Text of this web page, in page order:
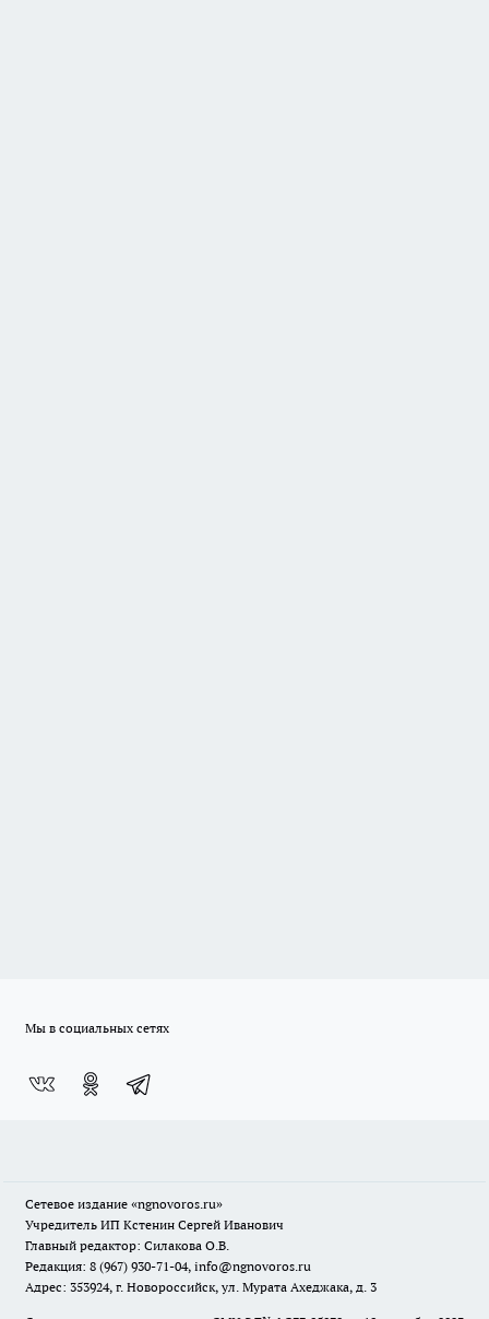
Мы в социальных сетях
Сетевое издание «ngnovoros.ru»
Учредитель ИП Кстенин Сергей Иванович
Главный редактор: Силакова О.В.
Редакция: 8 (967) 930-71-04, info@ngnovoros.ru
Адрес: 353924, г. Новороссийск, ул. Мурата Ахеджака, д. 3